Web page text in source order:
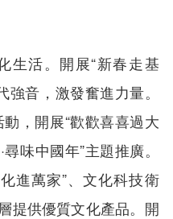
生活。開展“新春走基
強音，激發奮進力量。
，開展“歡歡喜喜過大
味中國年”主題推廣。
進萬家”、文化科技衛
提供優質文化產品。開